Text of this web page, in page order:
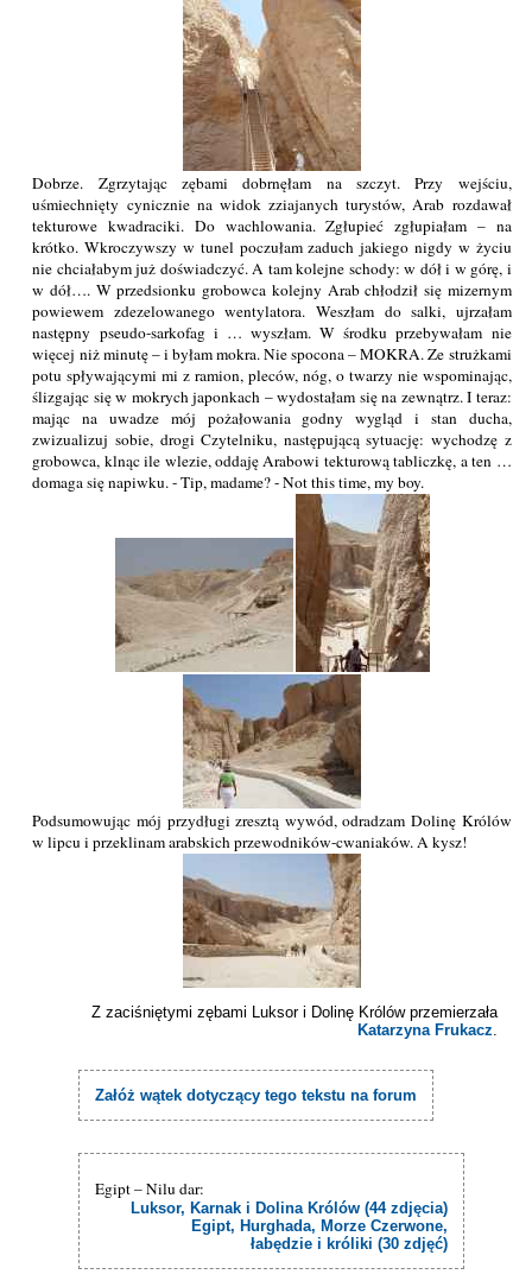
Dobrze. Zgrzytając zębami dobrnęłam na szczyt. Przy wejściu,
uśmiechnięty cynicznie na widok zziajanych turystów, Arab rozdawał
tekturowe kwadraciki. Do wachlowania. Zgłupieć zgłupiałam – na
krótko. Wkroczywszy w tunel poczułam zaduch jakiego nigdy w życiu
nie chciałabym już doświadczyć. A tam kolejne schody: w dół i w górę, i
w dół…. W przedsionku grobowca kolejny Arab chłodził się mizernym
powiewem zdezelowanego wentylatora. Weszłam do salki, ujrzałam
następny pseudo-sarkofag i … wyszłam. W środku przebywałam nie
więcej niż minutę – i byłam mokra. Nie spocona – MOKRA. Ze strużkami
potu spływającymi mi z ramion, pleców, nóg, o twarzy nie wspominając,
ślizgając się w mokrych japonkach – wydostałam się na zewnątrz. I teraz:
mając na uwadze mój pożałowania godny wygląd i stan ducha,
zwizualizuj sobie, drogi Czytelniku, następującą sytuację: wychodzę z
grobowca, klnąc ile wlezie, oddaję Arabowi tekturową tabliczkę, a ten …
domaga się napiwku. - Tip, madame? - Not this time, my boy.
Podsumowując mój przydługi zresztą wywód, odradzam Dolinę Królów
w lipcu i przeklinam arabskich przewodników-cwaniaków. A kysz!
Z zaciśniętymi zębami Luksor i Dolinę Królów przemierzała
Katarzyna Frukacz
Załóż wątek dotyczący tego tekstu na forum
Egipt – Nilu dar:
Luksor, Karnak i Dolina Królów (44 zdjęcia)
Egipt, Hurghada, Morze Czerwone,
łabędzie i króliki (30 zdjęć)